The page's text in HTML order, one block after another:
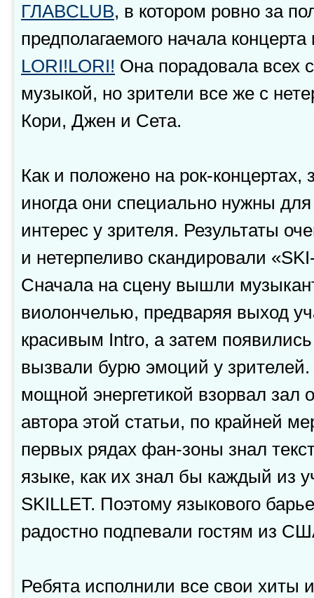
ГЛАВCLUB, в котором ровно за
предполагаемого начала
LORI!LORI! Она порадовала всех
музыкой, но зрители все же с
Кори, Джен и Сета.
Как и положено на рок-
иногда они специально нужны для
интерес у зрителя. Результаты
и нетерпеливо скандировали
Сначала на сцену вышли
виолончелью, предваряя выход
красивым Intro, а затем
вызвали бурю эмоций у
мощной энергетикой взорвал
автора этой статьи, по крайней
первых рядах фан-зоны знал
языке, как их знал бы каждый из
SKILLET. Поэтому языкового
радостно подпевали гостям из
Ребята исполнили все свои хиты